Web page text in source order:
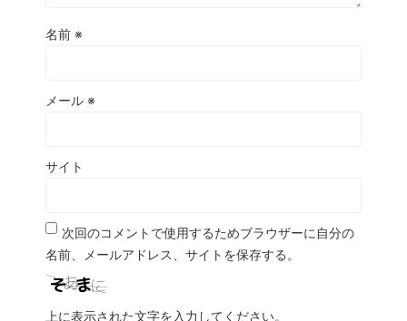
名前 ※
メール ※
サイト
次回のコメントで使用するためブラウザーに自分の
名前、メールアドレス、サイトを保存する。
上に表示された文字を入力してください。